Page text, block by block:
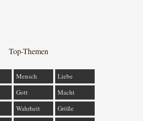
Top-Themen
Mensch
Liebe
Gott
Macht
Wahrheit
Größe